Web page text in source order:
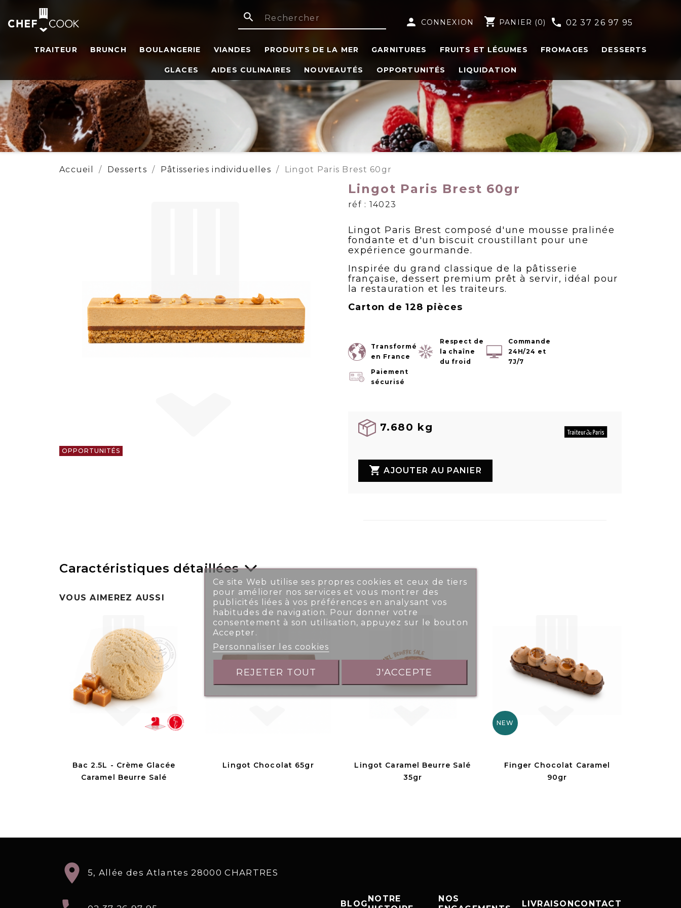
search person CONNEXION shopping_cart PANIER (0) phone 02 37 26 97 95
TRAITEUR BRUNCH BOULANGERIE VIANDES PRODUITS DE LA MER GARNITURES FRUITS ET LÉGUMES FROMAGES DESSERTS
GLACES AIDES CULINAIRES NOUVEAUTÉS OPPORTUNITÉS LIQUIDATION
Accueil Desserts Pâtisseries individuelles Lingot Paris Brest 60gr
OPPORTUNITÉS
Lingot Paris Brest 60gr
réf : 14023
Lingot Paris Brest composé d'une mousse pralinée
fondante et d'un biscuit croustillant pour une
expérience gourmande.
Inspirée du grand classique de la pâtisserie
française, dessert premium prêt à servir, idéal pour
la restauration et les traiteurs.
Carton de 128 pièces
Transformé
en France
Respect de
la chaîne
du froid
Commande
24H/24 et
7J/7
Paiement
sécurisé
7.680 kg
 AJOUTER AU PANIER
Caractéristiques détaillées
VOUS AIMEREZ AUSSI
Bac 2.5L - Crème Glacée
Caramel Beurre Salé
Lingot Chocolat 65gr
Lingot Caramel Beurre Salé
35gr
NEW
Finger Chocolat Caramel
90gr
location_on 5, Allée des Atlantes 28000 CHARTRES
BLOG
NOTRE
NOS
LIVRAISONCONTACT
Ce site Web utilise ses propres cookies et ceux de tiers
pour améliorer nos services et vous montrer des
publicités liées à vos préférences en analysant vos
habitudes de navigation. Pour donner votre
consentement à son utilisation, appuyez sur le bouton
Accepter.
Personnaliser les cookies
REJETER TOUT J'ACCEPTE